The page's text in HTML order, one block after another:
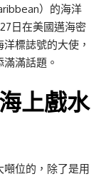
）的海洋
日在美國邁海密
標誌號的大使，
滿話題。
上戲水
位的，除了是用